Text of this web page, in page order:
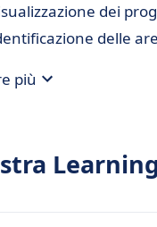
dei
delle
più